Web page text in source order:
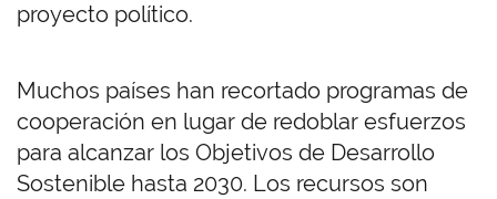
proyecto político.
Muchos países han recortado programas de
cooperación en lugar de redoblar esfuerzos
para alcanzar los Objetivos de Desarrollo
Sostenible hasta 2030. Los recursos son